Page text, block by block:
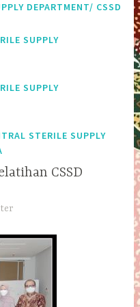
DEPARTMENT/ CSSD
SUPPLY
SUPPLY
STERILE SUPPLY
CSSD